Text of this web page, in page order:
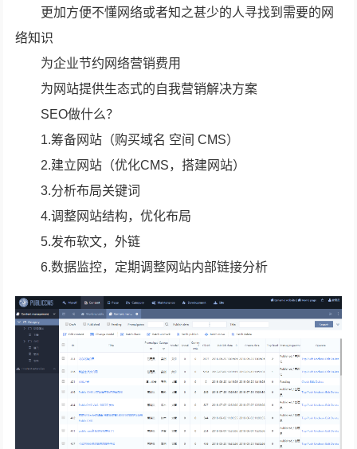
更加方便不懂网络或者知之甚少的人寻找到需要的网
络知识
为企业节约网络营销费用
为网站提供生态式的自我营销解决方案
SEO做什么？
1.筹备网站（购买域名 空间 CMS）
2.建立网站（优化CMS，搭建网站）
3.分析布局关键词
4.调整网站结构，优化布局
5.发布软文，外链
6.数据监控，定期调整网站内部链接分析